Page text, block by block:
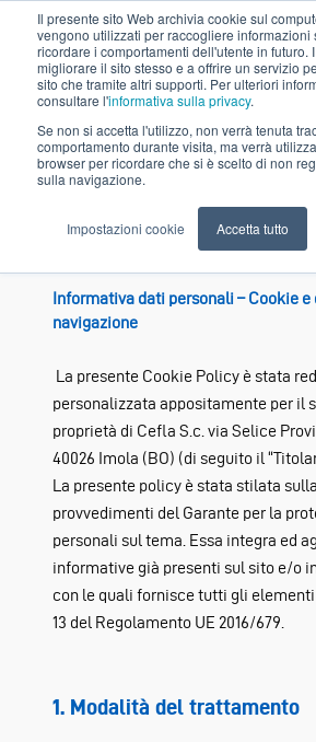
Il presente sito Web archivia cookie sul
vengono utilizzati per raccogliere informazioni
ricordare i comportamenti dell'utente in futuro.
migliorare il sito stesso e a offrire un servizio
sito che tramite altri supporti. Per ulteriori
consultare l'informativa sulla privacy.
Se non si accetta l'utilizzo, non verrà tenuta
comportamento durante visita, ma verrà
browser per ricordare che si è scelto di non
sulla navigazione.
Impostazioni cookie Accetta tutto
Cookie Policy
Informativa dati personali – Cookie e
navigazione
La presente Cookie Policy è stata
personalizzata appositamente per il
proprietà di Cefla S.c. via Selice
40026 Imola (BO) (di seguito il
La presente policy è stata stilata
provvedimenti del Garante per la
personali sul tema. Essa integra ed
informative già presenti sul sito e/o
con le quali fornisce tutti gli elementi
13 del Regolamento UE 2016/679.
1. Modalità del trattamento